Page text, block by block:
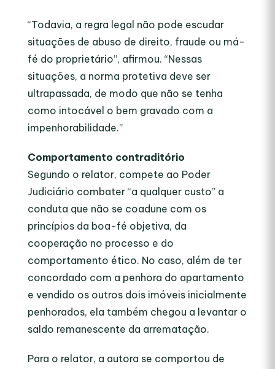
“Todavia, a regra legal não pode escudar
situações de abuso de direito, fraude ou má-
fé do proprietário”, afirmou. “Nessas
situações, a norma protetiva deve ser
ultrapassada, de modo que não se tenha
como intocável o bem gravado com a
impenhorabilidade.”
Comportamento contraditório
Segundo o relator, compete ao Poder
Judiciário combater “a qualquer custo” a
conduta que não se coadune com os
princípios da boa-fé objetiva, da
cooperação no processo e do
comportamento ético. No caso, além de ter
concordado com a penhora do apartamento
e vendido os outros dois imóveis inicialmente
penhorados, ela também chegou a levantar o
saldo remanescente da arrematação.
Para o relator, a autora se comportou de